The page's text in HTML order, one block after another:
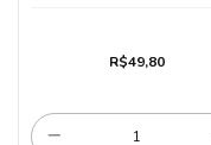
R$49,80